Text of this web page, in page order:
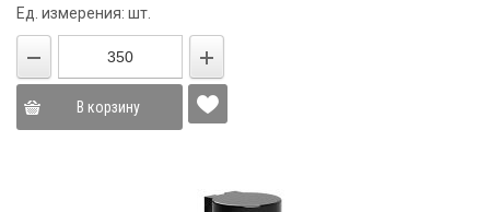
Ед. измерения: шт.
В корзину